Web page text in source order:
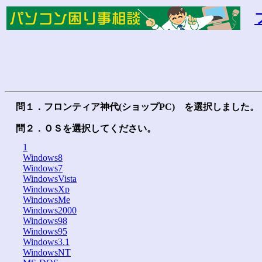
問１．フロンティア神代(ショップPC) を選択しました。
問２．ＯＳを選択してください。
1
Windows8
Windows7
WindowsVista
WindowsXp
WindowsMe
Windows2000
Windows98
Windows95
Windows3.1
WindowsNT